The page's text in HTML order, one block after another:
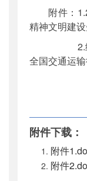
附件：
精神文明建
2.经
全国交通运
附件下载：
附件
附件